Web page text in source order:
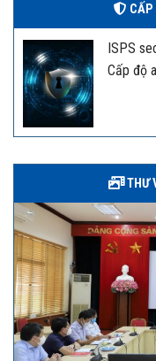
CẤP
ISPS
Cấp độ
THƯ